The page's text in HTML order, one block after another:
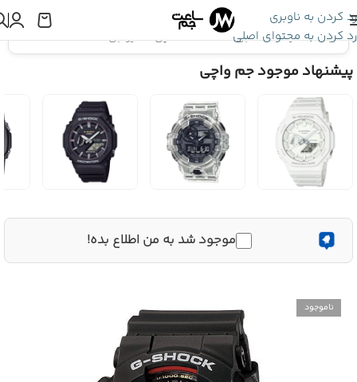
رد کردن به ناوبری
رد کردن به محتوای اصلی
اینجا هستید:ساعت جی شاک»ساعت مچی کاسیو جی شاک GA-100-1A4
پیشنهاد موجود جم واچی
موجود شد به من اطلاع بده!
ناموجود